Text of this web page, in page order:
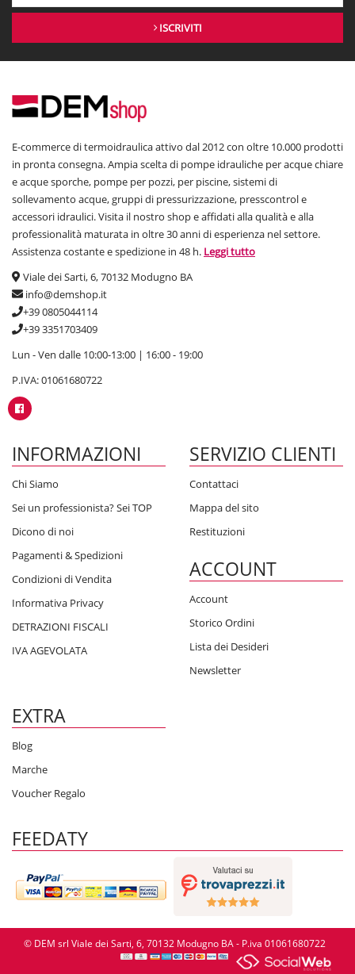
ISCRIVITI
E-commerce di termoidraulica attivo dal 2012 con oltre 10.000 prodotti
in pronta consegna. Ampia scelta di pompe idrauliche per acque chiare
e acque sporche, pompe per pozzi, per piscine, sistemi di
sollevamento acque, gruppi di pressurizzazione, presscontrol e
accessori idraulici. Visita il nostro shop e affidati alla qualità e alla
professionalità maturata in oltre 30 anni di esperienza nel settore.
Assistenza costante e spedizione in 48 h. Leggi tutto
Viale dei Sarti, 6, 70132 Modugno BA
info@demshop.it
+39 0805044114
+39 3351703409
Lun - Ven dalle 10:00-13:00 | 16:00 - 19:00
P.IVA: 01061680722
INFORMAZIONI
Chi Siamo
Sei un professionista? Sei TOP
Dicono di noi
Pagamenti & Spedizioni
Condizioni di Vendita
Informativa Privacy
DETRAZIONI FISCALI
IVA AGEVOLATA
SERVIZIO CLIENTI
Contattaci
Mappa del sito
Restituzioni
ACCOUNT
Account
Storico Ordini
Lista dei Desideri
Newsletter
EXTRA
Blog
Marche
Voucher Regalo
FEEDATY
© DEM srl Viale dei Sarti, 6, 70132 Modugno BA - P.iva 01061680722